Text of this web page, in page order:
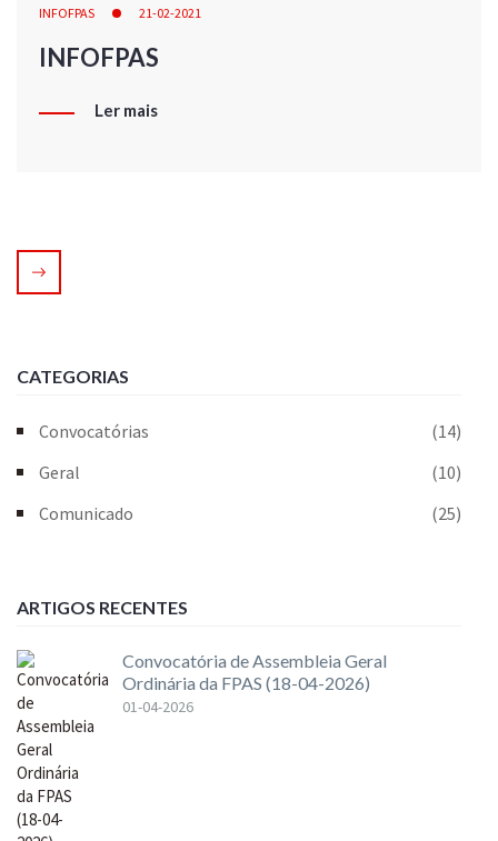
INFOFPAS 21-02-2021
INFOFPAS
Ler mais
CATEGORIAS
Convocatórias
(14)
Geral
(10)
Comunicado
(25)
ARTIGOS RECENTES
Convocatória de Assembleia Geral
Ordinária da FPAS (18-04-2026)
01-04-2026